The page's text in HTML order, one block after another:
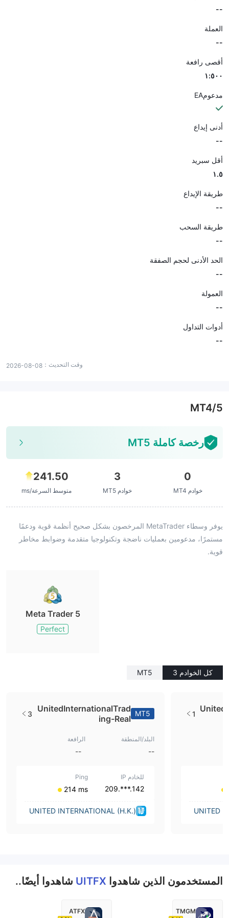
--
العملة
--
أقصى رافعة
١:٥٠٠
مدعومEA
أدنى إيداع
--
أقل سبريد
١.٥
طريقة الإيداع
--
طريقة السحب
--
الحد الأدنى لحجم الصفقة
--
العمولة
--
أدوات التداول
--
وقت التحديث： 2026-08-08
MT4/5
رخصة كاملة MT5
0
خوادم MT4
3
خوادم MT5
241.50
متوسط السرعة/ms
يوفر وسطاء MetaTrader المرخصون بشكل صحيح أنظمة قوية ودعمًا
مستمرًا، مدعومين بعمليات ناضجة وتكنولوجيا متقدمة وضوابط مخاطر
قوية.
Meta Trader 5
Perfect
كل الخوادم 3 MT5
MT5
UnitedInternationalTrad
ing-Real
3
البلد/المنطقة
--
الرافعة
--
للخادم IP
142.***.209
Ping
⁦214 ms⁩
UNITED INTERNATIONAL (H.K.)
1
UNITED
المستخدمون الذين شاهدوا UITFX شاهدوا أيضًا..
TMGM
ATFX